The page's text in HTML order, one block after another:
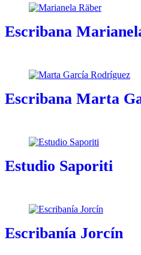
Escribana
Escribana Marta
Estudio Saporiti
Escribanía Jorcín